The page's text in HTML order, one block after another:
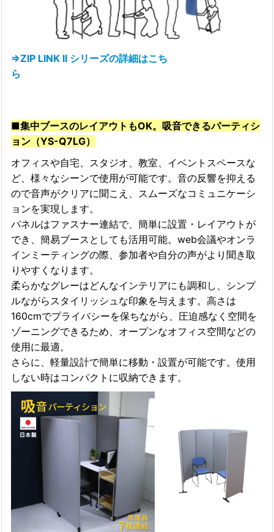
⇒ZIP LINK II シリーズの詳細はこち
ら
■集中ブースのレイアウトもOK。吸音できるパーティシ
ョン（YS-Q7LG）
オフィスや自宅、スタジオ、教室、イベントスペースな
ど、様々なシーンで使用が可能です。音の反響を抑える
ので音声がクリアに聞こえ、スムーズなコミュニケーシ
ョンを実現します。
パネルはファスナー連結で、簡単に設置・レイアウトが
でき、簡易ブースとしても活用可能。web会議やオンラ
インミーティングの際、参加者や自分の声がより聞き取
りやすくなります。
柔らかなグレーはどんなインテリアにも調和し、シンプ
ルながらスタイリッシュな印象を与えます。高さは
160cmでプライバシーを保ちながら、圧迫感なく空間を
ゾーニングできるため、オープンなオフィス空間などの
使用に最適。
さらに、軽量設計で簡単に移動・設置が可能です。使用
しない時はコンパクトに収納できます。